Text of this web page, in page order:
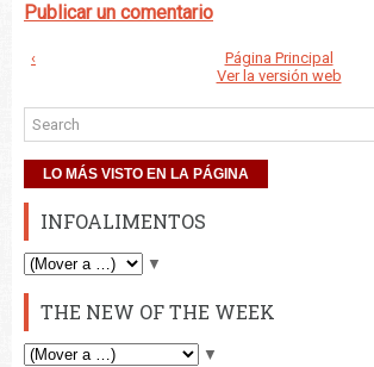
Publicar un comentario
‹
Página Principal
Ver la versión web
LO MÁS VISTO EN LA PÁGINA
INFOALIMENTOS
▼
THE NEW OF THE WEEK
▼